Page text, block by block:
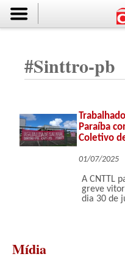
#Sinttro-pb
Paraíba
Coletivo
01/07/2025
A CNTTL
greve
dia 30 de
Mídia